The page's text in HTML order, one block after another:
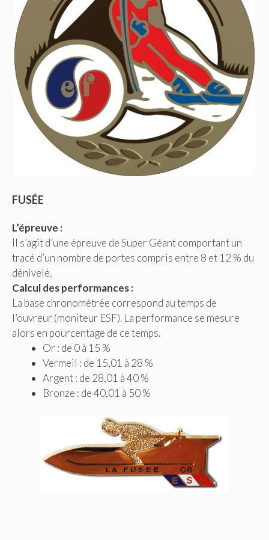
FUSÉE
L’épreuve :
Il s’agit d’une épreuve de Super Géant comportant un
tracé d’un nombre de portes compris entre 8 et 12 % du
dénivelé.
Calcul des performances :
La base chronométrée correspond au temps de
l’ouvreur (moniteur ESF). La performance se mesure
alors en pourcentage de ce temps.
Or : de 0 à 15 %
Vermeil : de 15,01 à 28 %
Argent : de 28,01 à 40 %
Bronze : de 40,01 à 50 %